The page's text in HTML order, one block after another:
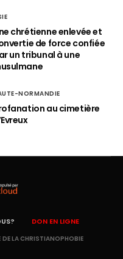
chrétienne enlevée et
de force confiée
un tribunal à une
NORMANDIE
au cimetière
DON EN LIGNE
LA CHRISTIANOPHOBIE